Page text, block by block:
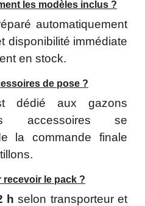
les modèles inclus ?
automatiquement
disponibilité immédiate
en stock.
de pose ?
dédié aux gazons
accessoires se
la commande finale
le pack ?
h selon transporteur et